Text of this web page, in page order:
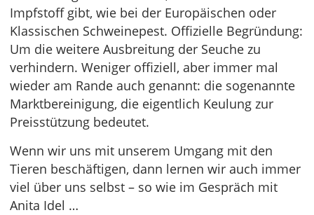
Impfstoff gibt, wie bei der Europäischen oder
Klassischen Schweinepest. Offizielle Begründung:
Um die weitere Ausbreitung der Seuche zu
verhindern. Weniger offiziell, aber immer mal
wieder am Rande auch genannt: die sogenannte
Marktbereinigung, die eigentlich Keulung zur
Preisstützung bedeutet.
Wenn wir uns mit unserem Umgang mit den
Tieren beschäftigen, dann lernen wir auch immer
viel über uns selbst – so wie im Gespräch mit
Anita Idel …